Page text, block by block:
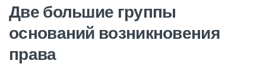
Две большие группы
оснований возникновения
права